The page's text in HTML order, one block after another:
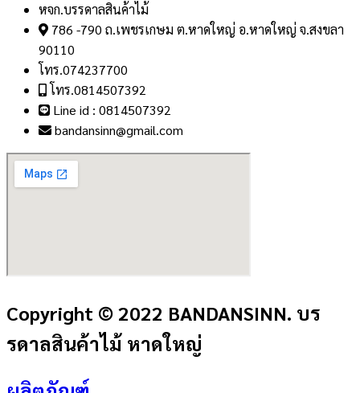
หจก.บรรดาลสินค้าไม้
786 -790 ถ.เพชรเกษม ต.หาดใหญ่ อ.หาดใหญ่ จ.สงขลา
90110
โทร.074237700
โทร.0814507392
Line id : 0814507392
bandansinn@gmail.com
Copyright © 2022 BANDANSINN. บร
รดาลสินค้าไม้ หาดใหญ่